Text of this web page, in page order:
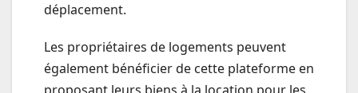
déplacement.
Les propriétaires de logements peuvent
également bénéficier de cette plateforme en